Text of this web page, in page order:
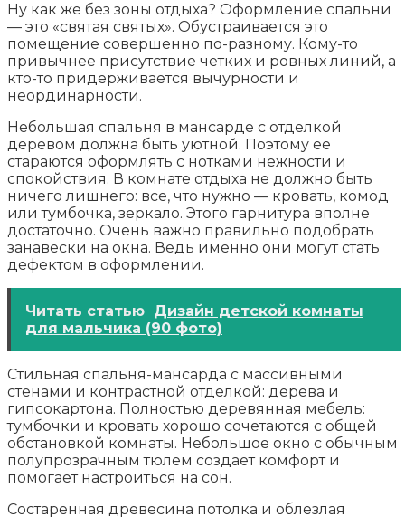
Ну как же без зоны отдыха? Оформление спальни
— это «святая святых». Обустраивается это
помещение совершенно по-разному. Кому-то
привычнее присутствие четких и ровных линий, а
кто-то придерживается вычурности и
неординарности.
Небольшая спальня в мансарде с отделкой
деревом должна быть уютной. Поэтому ее
стараются оформлять с нотками нежности и
спокойствия. В комнате отдыха не должно быть
ничего лишнего: все, что нужно — кровать, комод
или тумбочка, зеркало. Этого гарнитура вполне
достаточно. Очень важно правильно подобрать
занавески на окна. Ведь именно они могут стать
дефектом в оформлении.
Читать статью Дизайн детской комнаты
для мальчика (90 фото)
Стильная спальня-мансарда с массивными
стенами и контрастной отделкой: дерева и
гипсокартона. Полностью деревянная мебель:
тумбочки и кровать хорошо сочетаются с общей
обстановкой комнаты. Небольшое окно с обычным
полупрозрачным тюлем создает комфорт и
помогает настроиться на сон.
Состаренная древесина потолка и облезлая